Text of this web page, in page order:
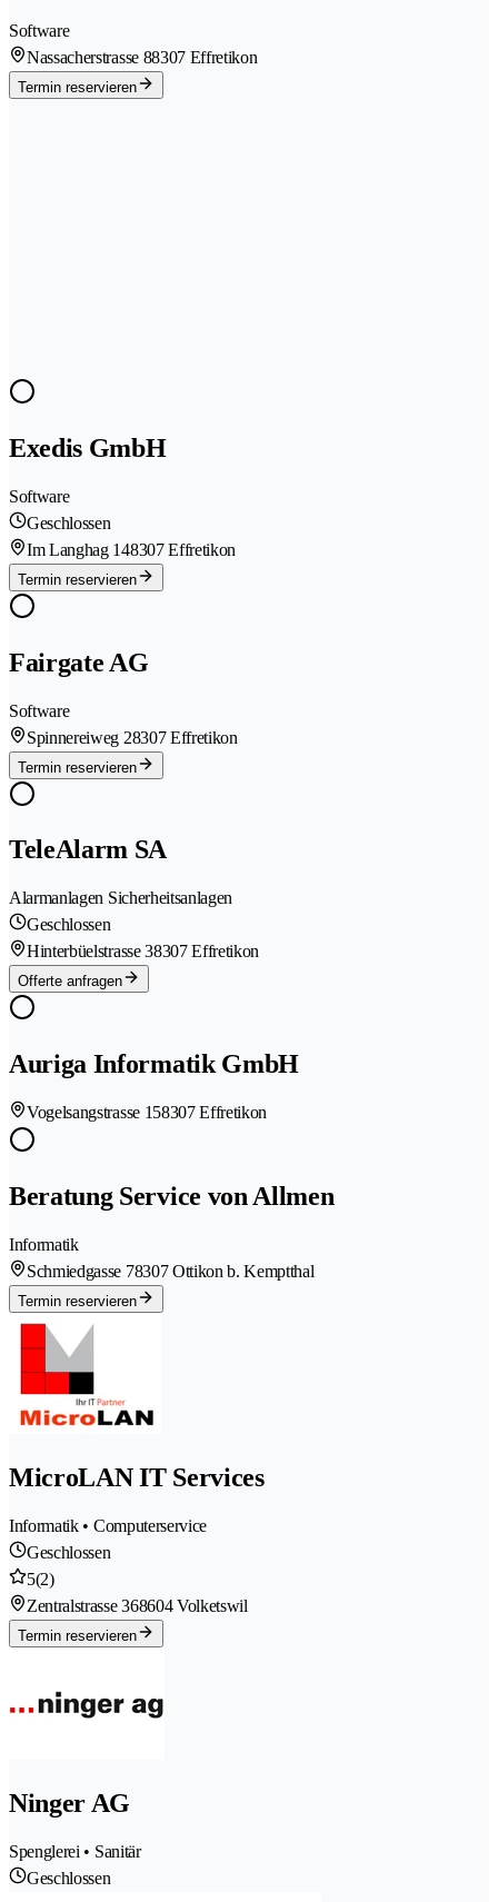
Software
Nassacherstrasse 88307 Effretikon
Termin reservieren
Exedis GmbH
Software
Geschlossen
Im Langhag 148307 Effretikon
Termin reservieren
Fairgate AG
Software
Spinnereiweg 28307 Effretikon
Termin reservieren
TeleAlarm SA
Alarmanlagen Sicherheitsanlagen
Geschlossen
Hinterbüelstrasse 38307 Effretikon
Offerte anfragen
Auriga Informatik GmbH
Vogelsangstrasse 158307 Effretikon
Beratung Service von Allmen
Informatik
Schmiedgasse 78307 Ottikon b. Kemptthal
Termin reservieren
MicroLAN IT Services
Informatik • Computerservice
Geschlossen
5(2)
Zentralstrasse 368604 Volketswil
Termin reservieren
Ninger AG
Spenglerei • Sanitär
Geschlossen